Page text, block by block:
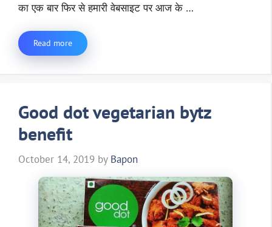
का एक बार फिर से हमारी वेबसाइट पर आज के …
Read more
Good dot vegetarian bytz
benefit
October 14, 2019 by Bapon